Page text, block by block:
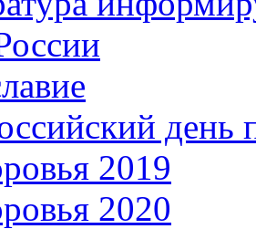
день
2019
2020